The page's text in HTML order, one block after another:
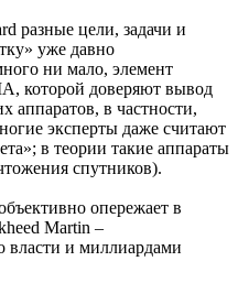
разные цели, задачи и
уже давно
ни мало, элемент
которой доверяют вывод
аппаратов, в частности,
эксперты даже считают
в теории такие аппараты
спутников).
опережает в
Martin –
власти и миллиардами